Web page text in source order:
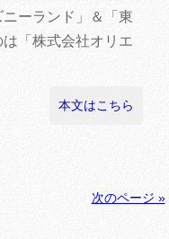
ーランド」＆「東
「株式会社オリエ
本文はこちら
次のページ »